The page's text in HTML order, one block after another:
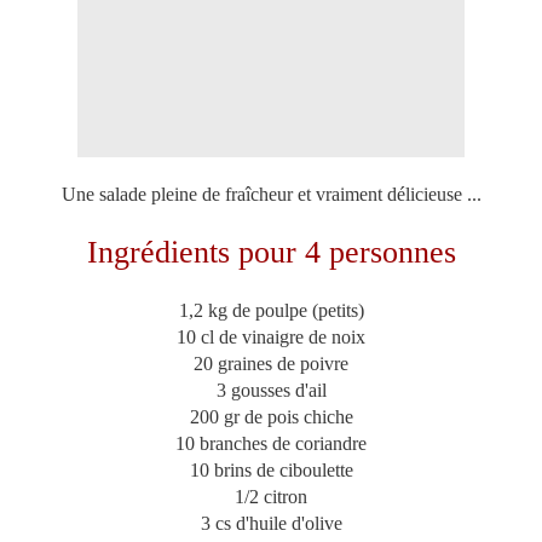
Une salade pleine de fraîcheur et vraiment délicieuse ...
Ingrédients pour 4 personnes
1,2 kg de poulpe (petits)
10 cl de vinaigre de noix
20 graines de poivre
3 gousses d'ail
200 gr de pois chiche
10 branches de coriandre
10 brins de ciboulette
1/2 citron
3 cs d'huile d'olive